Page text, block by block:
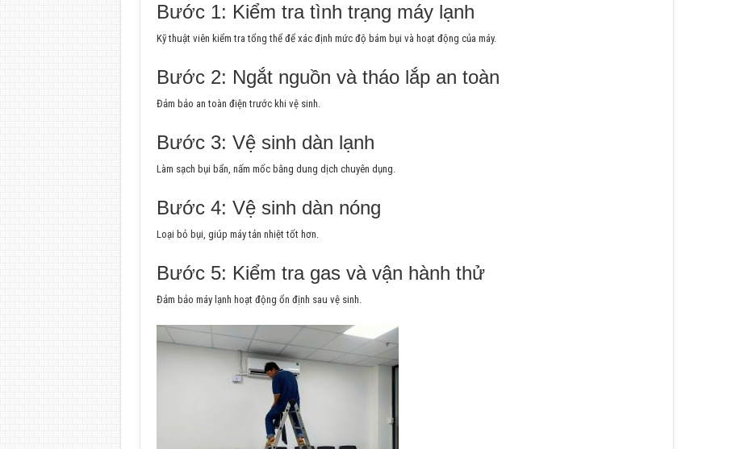
Bước 1: Kiểm tra tình trạng máy lạnh
Kỹ thuật viên kiểm tra tổng thể để xác định mức độ bám bụi và hoạt động của máy.
Bước 2: Ngắt nguồn và tháo lắp an toàn
Đảm bảo an toàn điện trước khi vệ sinh.
Bước 3: Vệ sinh dàn lạnh
Làm sạch bụi bẩn, nấm mốc bằng dung dịch chuyên dụng.
Bước 4: Vệ sinh dàn nóng
Loại bỏ bụi, giúp máy tản nhiệt tốt hơn.
Bước 5: Kiểm tra gas và vận hành thử
Đảm bảo máy lạnh hoạt động ổn định sau vệ sinh.